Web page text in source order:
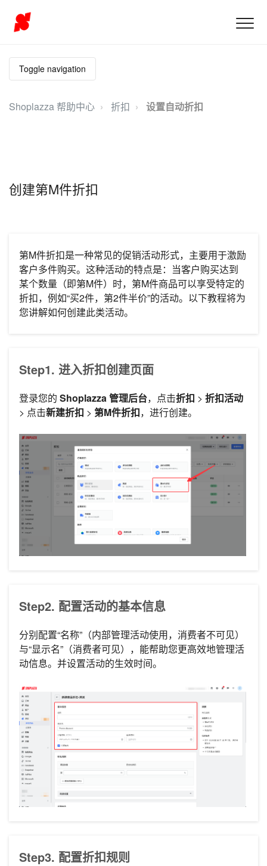
Toggle navigation
Shoplazza 帮助中心 折扣 设置自动折扣
创建第M件折扣
第M件折扣是一种常见的促销活动形式，主要用于激励
客户多件购买。这种活动的特点是：当客户购买达到
某个数量（即第M件）时，第M件商品可以享受特定的
折扣，例如“买2件，第2件半价”的活动。以下教程将为
您讲解如何创建此类活动。
Step1. 进入折扣创建页面
登录您的 Shoplazza 管理后台，点击折扣 > 折扣活动
> 点击新建折扣 > 第M件折扣，进行创建。
Step2. 配置活动的基本信息
分别配置“名称”（内部管理活动使用，消费者不可见）
与“显示名”（消费者可见），能帮助您更高效地管理活
动信息。并设置活动的生效时间。
Step3. 配置折扣规则